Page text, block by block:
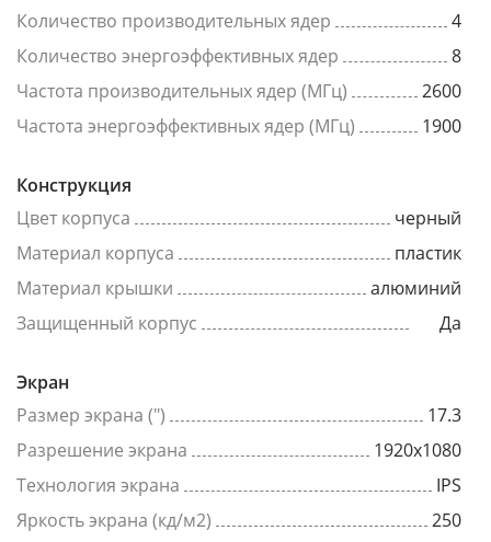
Количество производительных ядер
4
Количество энергоэффективных ядер
8
Частота производительных ядер (МГц)
2600
Частота энергоэффективных ядер (МГц)
1900
Конструкция
Цвет корпуса
черный
Материал корпуса
пластик
Материал крышки
алюминий
Защищенный корпус
Да
Экран
Размер экрана (")
17.3
Разрешение экрана
1920x1080
Технология экрана
IPS
Яркость экрана (кд/м2)
250